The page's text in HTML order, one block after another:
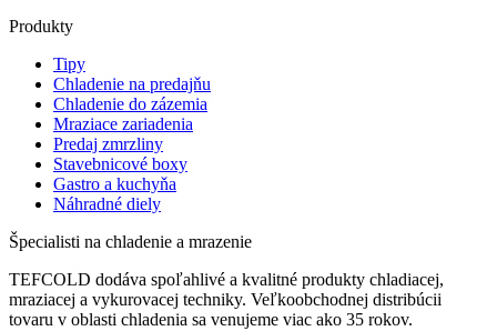
Produkty
Tipy
Chladenie na predajňu
Chladenie do zázemia
Mraziace zariadenia
Predaj zmrzliny
Stavebnicové boxy
Gastro a kuchyňa
Náhradné diely
Špecialisti na chladenie a mrazenie
TEFCOLD dodáva spoľahlivé a kvalitné produkty chladiacej,
mraziacej a vykurovacej techniky. Veľkoobchodnej distribúcii
tovaru v oblasti chladenia sa venujeme viac ako 35 rokov.